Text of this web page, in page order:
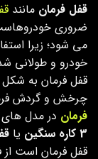
قفل فرمان مانند
ضروری
می شود؛ زیرا
خودرو و طولانی
قفل فرمان به
چرخش و گردش
فرمان در مدل
3 کاره سنگین
یا